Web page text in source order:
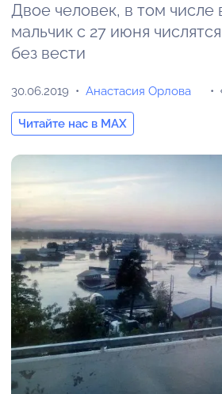
Двое человек, в том числе
мальчик с 27 июня
без вести
30.06.2019 Анастасия Орлова
Читайте нас в MAX